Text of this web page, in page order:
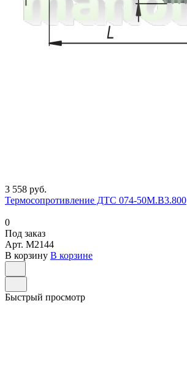
3 558 руб.
Термосопротивление ДТС 074-50М.В3.800
0
Под заказ
Арт. M2144
В корзину В корзине
Быстрый просмотр